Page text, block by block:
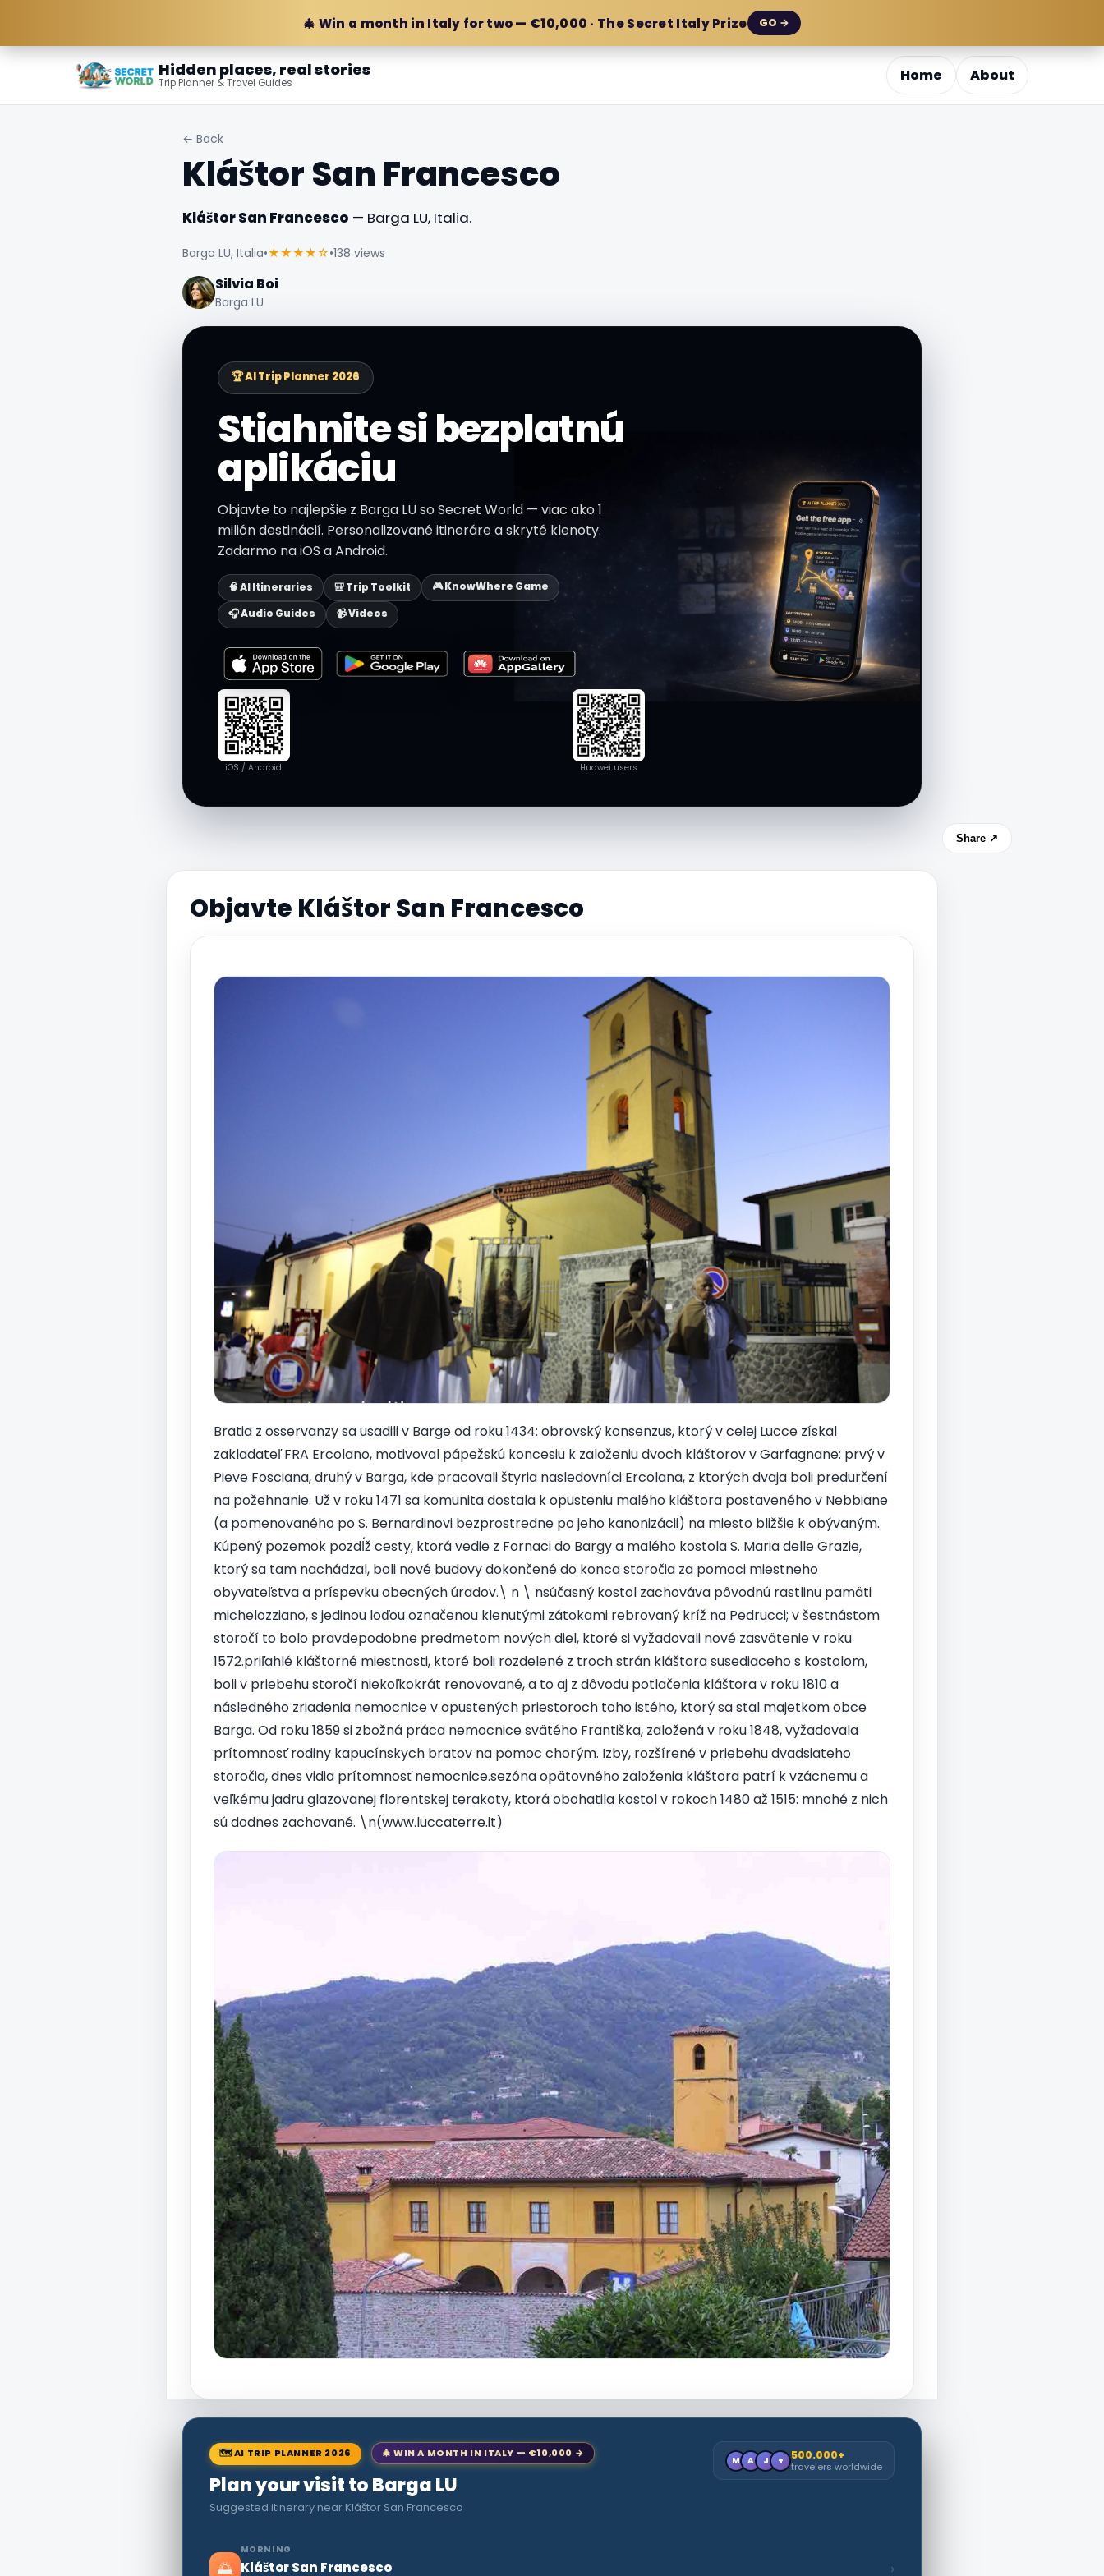
🎄 Win a month in Italy for two — €10,000 · The Secret Italy Prize GO →
Hidden places, real stories
Trip Planner & Travel Guides Home About
← Back
Kláštor San Francesco
Kláštor San Francesco — Barga LU, Italia.
Barga LU, Italia•★★★★☆•138 views
Silvia Boi
Barga LU
🏆 AI Trip Planner 2026
Stiahnite si bezplatnú
aplikáciu
Objavte to najlepšie z Barga LU so Secret World — viac ako 1
milión destinácií. Personalizované itineráre a skryté klenoty.
Zadarmo na iOS a Android.
🧠 AI Itineraries 🎒 Trip Toolkit
🎮 KnowWhere Game
🎧 Audio Guides
📹 Videos
iOS / Android Huawei users
Share ↗
Objavte Kláštor San Francesco
Bratia z osservanzy sa usadili v Barge od roku 1434: obrovský konsenzus, ktorý v celej Lucce získal
zakladateľ FRA Ercolano, motivoval pápežskú koncesiu k založeniu dvoch kláštorov v Garfagnane: prvý v
Pieve Fosciana, druhý v Barga, kde pracovali štyria nasledovníci Ercolana, z ktorých dvaja boli predurčení
na požehnanie. Už v roku 1471 sa komunita dostala k opusteniu malého kláštora postaveného v Nebbiane
(a pomenovaného po S. Bernardinovi bezprostredne po jeho kanonizácii) na miesto bližšie k obývaným.
Kúpený pozemok pozdĺž cesty, ktorá vedie z Fornaci do Bargy a malého kostola S. Maria delle Grazie,
ktorý sa tam nachádzal, boli nové budovy dokončené do konca storočia za pomoci miestneho
obyvateľstva a príspevku obecných úradov.\ n \ nsúčasný kostol zachováva pôvodnú rastlinu pamäti
michelozziano, s jedinou loďou označenou klenutými zátokami rebrovaný kríž na Pedrucci; v šestnástom
storočí to bolo pravdepodobne predmetom nových diel, ktoré si vyžadovali nové zasvätenie v roku
1572.priľahlé kláštorné miestnosti, ktoré boli rozdelené z troch strán kláštora susediaceho s kostolom,
boli v priebehu storočí niekoľkokrát renovované, a to aj z dôvodu potlačenia kláštora v roku 1810 a
následného zriadenia nemocnice v opustených priestoroch toho istého, ktorý sa stal majetkom obce
Barga. Od roku 1859 si zbožná práca nemocnice svätého Františka, založená v roku 1848, vyžadovala
prítomnosť rodiny kapucínskych bratov na pomoc chorým. Izby, rozšírené v priebehu dvadsiateho
storočia, dnes vidia prítomnosť nemocnice.sezóna opätovného založenia kláštora patrí k vzácnemu a
veľkému jadru glazovanej florentskej terakoty, ktorá obohatila kostol v rokoch 1480 až 1515: mnohé z nich
sú dodnes zachované. \n(www.luccaterre.it)
🗺 AI TRIP PLANNER 2026 🎄 WIN A MONTH IN ITALY — €10,000 →
Plan your visit to Barga LU
Suggested itinerary near Kláštor San Francesco
M A J + 500.000+
travelers worldwide
🌅
MORNING
Kláštor San Francesco ›